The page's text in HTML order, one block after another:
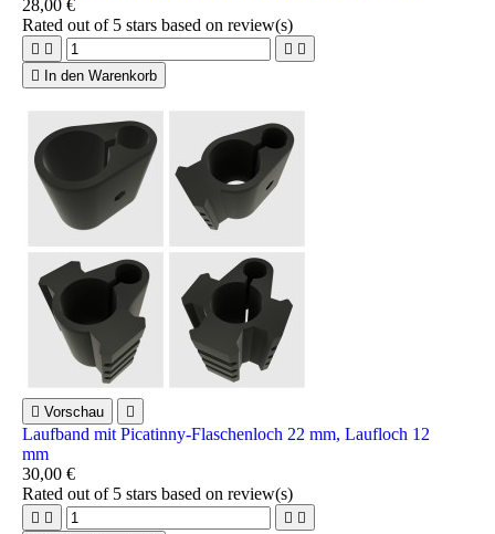
28,00 €
Rated out of 5 stars based on review(s)
   

In den Warenkorb
 Vorschau 
Laufband mit Picatinny-Flaschenloch 22 mm, Laufloch 12
mm
30,00 €
Rated out of 5 stars based on review(s)
   